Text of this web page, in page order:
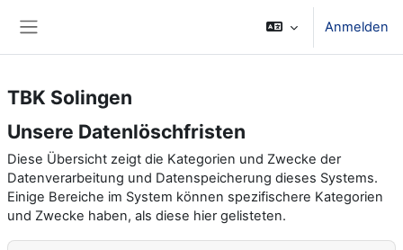
Anmelden
TBK Solingen
Unsere Datenlöschfristen
Diese Übersicht zeigt die Kategorien und Zwecke der
Datenverarbeitung und Datenspeicherung dieses Systems.
Einige Bereiche im System können spezifischere Kategorien
und Zwecke haben, als diese hier gelisteten.